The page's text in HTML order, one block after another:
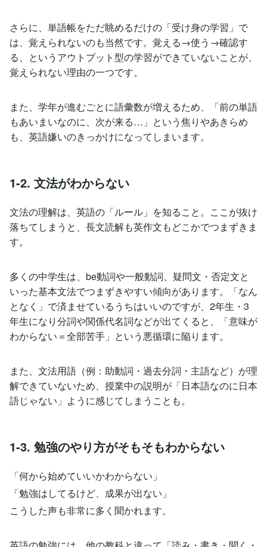
さらに、単語帳をただ眺めるだけの「受け身の学習」で
は、覚えられないのも当然です。覚える→使う→確認す
る、というアウトプット型の学習ができていないことが、
覚えられない理由の一つです。
また、学年が進むごとに語彙数が増えるため、「前の単語
もあいまいなのに、次が来る…」という焦りやあきらめ
も、英語嫌いのきっかけになってしまいます。
1-2. 文法がわからない
文法の理解は、英語の「ルール」を知ること。ここが抜け
落ちてしまうと、長文読解も英作文もどこかでつまずきま
す。
多くの中学生は、be動詞や一般動詞、疑問文・否定文と
いった基本文法でつまずきやすい傾向があります。「なん
となく」で済ませているうちはいいのですが、2年生・3
年生になり分詞や関係代名詞などが出てくると、「意味が
わからない＝全部苦手」という悪循環に陥ります。
また、文法用語（例：助動詞・過去分詞・主語など）が理
解できていないため、授業中の説明が「日本語なのに日本
語じゃない」ように感じてしまうことも。
1-3. 勉強のやり方がそもそもわからない
「何から始めていいかわからない」
「勉強はしてるけど、成果が出ない」
こうした声も非常に多く聞かれます。